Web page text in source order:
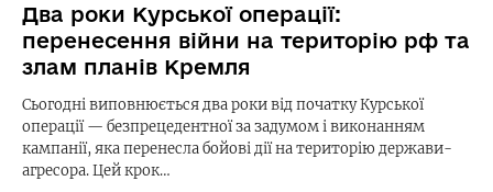
Два роки Курської операції:
перенесення війни на територію рф та
злам планів Кремля
Сьогодні виповнюється два роки від початку Курської
операції — безпрецедентної за задумом і виконанням
кампанії, яка перенесла бойові дії на територію держави-
агресора. Цей крок…